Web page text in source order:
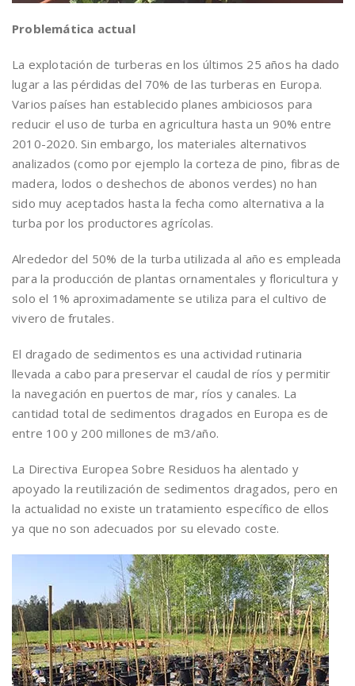
Problemática actual
La explotación de turberas en los últimos 25 años ha dado
lugar a las pérdidas del 70% de las turberas en Europa.
Varios países han establecido planes ambiciosos para
reducir el uso de turba en agricultura hasta un 90% entre
2010-2020. Sin embargo, los materiales alternativos
analizados (como por ejemplo la corteza de pino, fibras de
madera, lodos o deshechos de abonos verdes) no han
sido muy aceptados hasta la fecha como alternativa a la
turba por los productores agrícolas.
Alrededor del 50% de la turba utilizada al año es empleada
para la producción de plantas ornamentales y floricultura y
solo el 1% aproximadamente se utiliza para el cultivo de
vivero de frutales.
El dragado de sedimentos es una actividad rutinaria
llevada a cabo para preservar el caudal de ríos y permitir
la navegación en puertos de mar, ríos y canales. La
cantidad total de sedimentos dragados en Europa es de
entre 100 y 200 millones de m3/año.
La Directiva Europea Sobre Residuos ha alentado y
apoyado la reutilización de sedimentos dragados, pero en
la actualidad no existe un tratamiento específico de ellos
ya que no son adecuados por su elevado coste.